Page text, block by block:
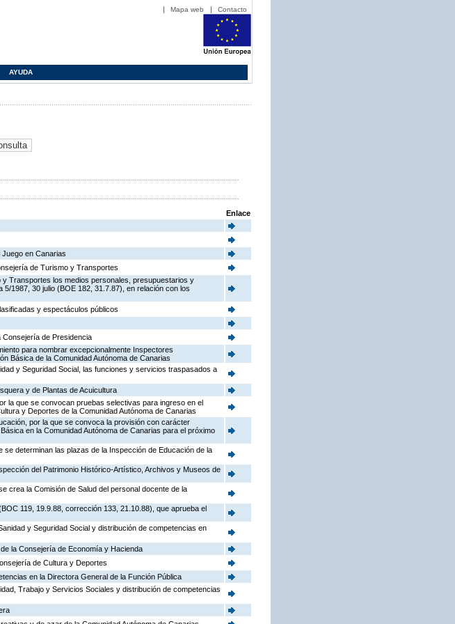
Mapa web Contacto
AYUDA
Enlace
en Canarias
de Turismo y Transportes
Transportes los medios personales, presupuestarios y
1987, 30 julio (BOE 182, 31.7.87), en relación con los
y espectáculos públicos
Consejería de Presidencia
para nombrar excepcionalmente Inspectores
Básica de la Comunidad Autónoma de Canarias
y Seguridad Social, las funciones y servicios traspasados a
y de Plantas de Acuicultura
la que se convocan pruebas selectivas para ingreso en el
y Deportes de la Comunidad Autónoma de Canarias
por la que se convoca la provisión con carácter
en la Comunidad Autónoma de Canarias para el próximo
determinan las plazas de la Inspección de Educación de la
del Patrimonio Histórico-Artístico, Archivos y Museos de
crea la Comisión de Salud del personal docente de la
119, 19.9.88, corrección 133, 21.10.88), que aprueba el
y Seguridad Social y distribución de competencias en
la Consejería de Economía y Hacienda
de Cultura y Deportes
en la Directora General de la Función Pública
Trabajo y Servicios Sociales y distribución de competencias